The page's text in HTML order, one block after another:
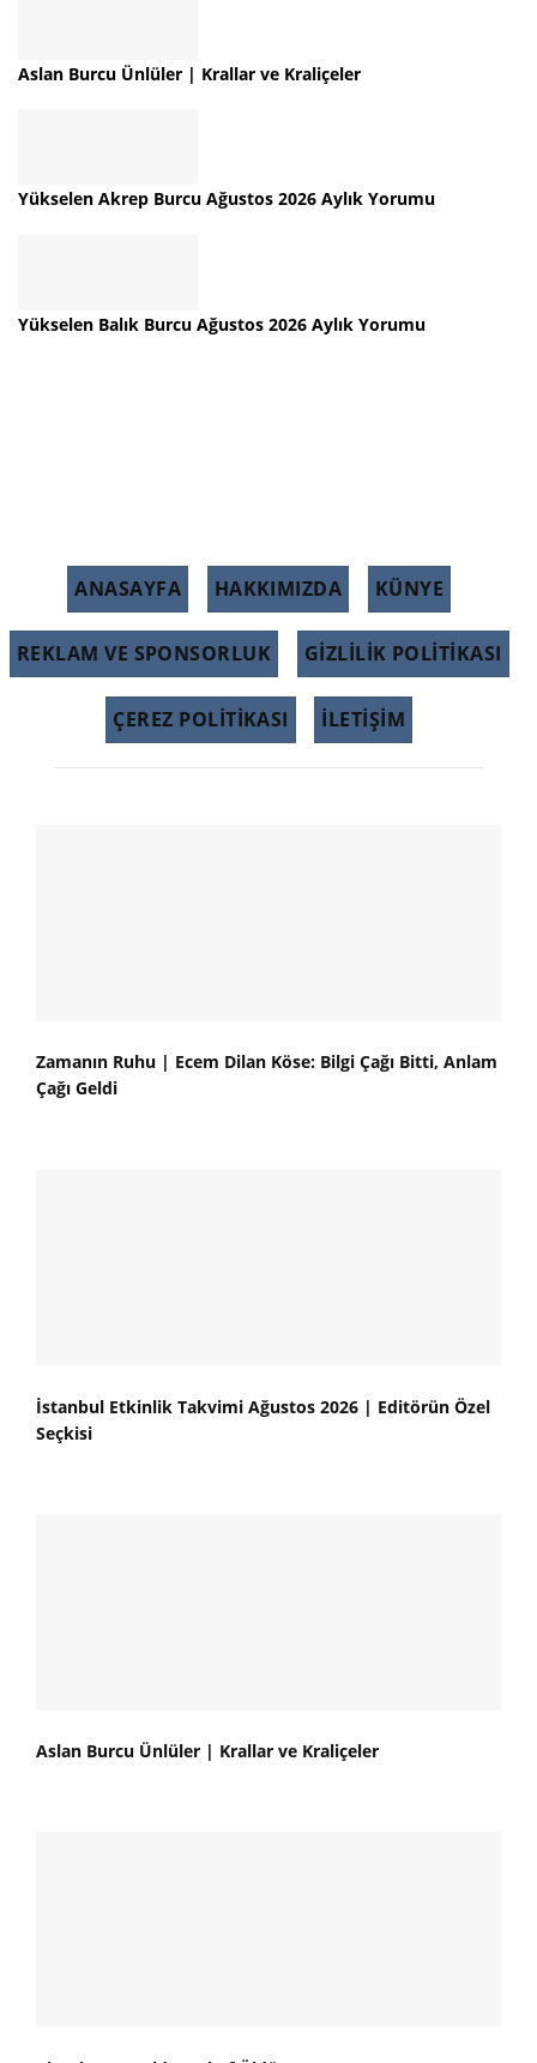
Aslan Burcu Ünlüler | Krallar ve Kraliçeler
Yükselen Akrep Burcu Ağustos 2026 Aylık Yorumu
Yükselen Balık Burcu Ağustos 2026 Aylık Yorumu
ANASAYFA HAKKIMIZDA KÜNYE
REKLAM VE SPONSORLUK GIZLILIK POLITIKASI
ÇEREZ POLITIKASI İLETİŞİM
Zamanın Ruhu | Ecem Dilan Köse: Bilgi Çağı Bitti, Anlam
Çağı Geldi
İstanbul Etkinlik Takvimi Ağustos 2026 | Editörün Özel
Seçkisi
Aslan Burcu Ünlüler | Krallar ve Kraliçeler